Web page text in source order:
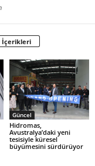
İçerikleri
Güncel
Hidromas,
Avustralya’daki yeni
tesisiyle küresel
büyümesini sürdürüyor